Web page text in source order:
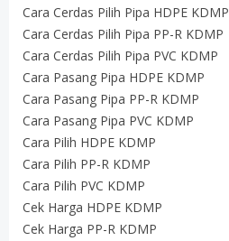
Cara Cerdas Pilih Pipa HDPE KDMP
Cara Cerdas Pilih Pipa PP-R KDMP
Cara Cerdas Pilih Pipa PVC KDMP
Cara Pasang Pipa HDPE KDMP
Cara Pasang Pipa PP-R KDMP
Cara Pasang Pipa PVC KDMP
Cara Pilih HDPE KDMP
Cara Pilih PP-R KDMP
Cara Pilih PVC KDMP
Cek Harga HDPE KDMP
Cek Harga PP-R KDMP